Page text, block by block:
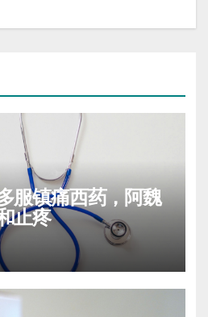
服镇痛西药，阿魏
止疼